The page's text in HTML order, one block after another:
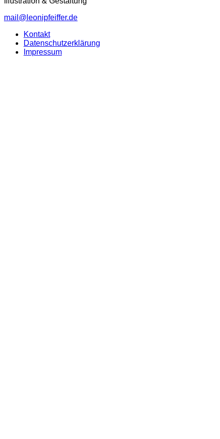
mail@leonipfeiffer.de
Kontakt
Datenschutzerklärung
Impressum